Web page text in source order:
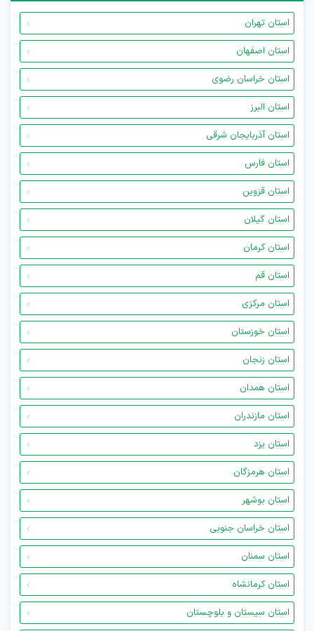
استان تهران
استان اصفهان
استان خراسان رضوی
استان البرز
استان آذربایجان شرقی
استان فارس
استان قزوین
استان گیلان
استان کرمان
استان قم
استان مرکزی
استان خوزستان
استان زنجان
استان همدان
استان مازندران
استان یزد
استان هرمزگان
استان بوشهر
استان خراسان جنوبی
استان سمنان
استان کرمانشاه
استان سیستان و بلوچستان